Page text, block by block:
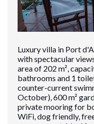
Luxury villa in Port
with spectacular
area of ​​202 m²,
bathrooms and 1
counter-current
October), 600 m²
private mooring for
WiFi, dog friendly,